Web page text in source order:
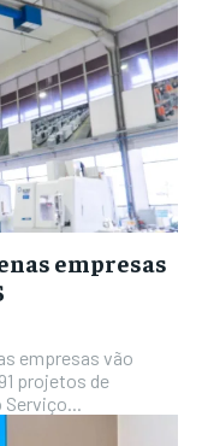
empresas
empresas vão
projetos de